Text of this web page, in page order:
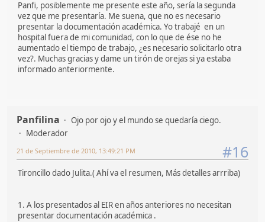
Panfi, posiblemente me presente este año, sería la segunda
vez que me presentaría. Me suena, que no es necesario
presentar la documentación académica. Yo trabajé en un
hospital fuera de mi comunidad, con lo que de ése no he
aumentado el tiempo de trabajo, ¿es necesario solicitarlo otra
vez?. Muchas gracias y dame un tirón de orejas si ya estaba
informado anteriormente.
Panfilina
Ojo por ojo y el mundo se quedaría ciego.
Moderador
#16
21 de Septiembre de 2010, 13:49:21 PM
Tironcillo dado Julita.( Ahí va el resumen, Más detalles arrriba)
1. A los presentados al EIR en años anteriores no necesitan
presentar documentación académica .